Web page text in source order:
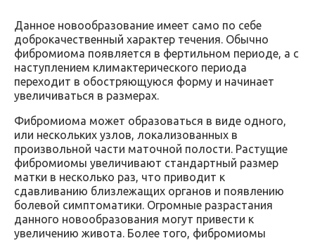
Данное новообразование имеет само по себе
доброкачественный характер течения. Обычно
фибромиома появляется в фертильном периоде, а с
наступлением климактерического периода
переходит в обостряющуюся форму и начинает
увеличиваться в размерах.
Фибромиома может образоваться в виде одного,
или нескольких узлов, локализованных в
произвольной части маточной полости. Растущие
фибромиомы увеличивают стандартный размер
матки в несколько раз, что приводит к
сдавливанию близлежащих органов и появлению
болевой симптоматики. Огромные разрастания
данного новообразования могут привести к
увеличению живота. Более того, фибромиомы